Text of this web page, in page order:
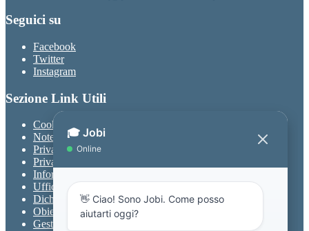
Seguici su
Facebook
Twitter
Instagram
Sezione Link Utili
Cookie policy
Note legali
Privacy
Privacy Policy
Informativa Privacy chatbot Jobi
Ufficio Relazioni con il Pubblico
Dichiarazione di accessibilità
Obiettivi di accessibilità
Gestione consensi cookie